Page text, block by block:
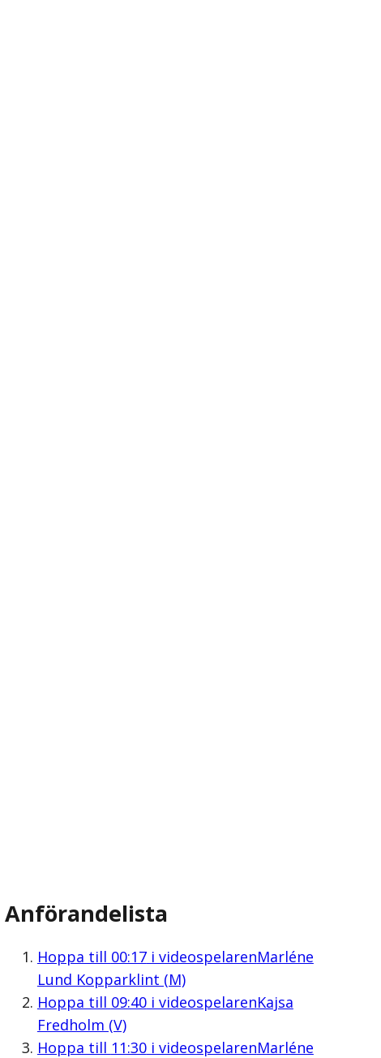
Anförandelista
Hoppa till 00:17i videospelarenMarléne
Lund Kopparklint (M)
Hoppa till 09:40i videospelarenKajsa
Fredholm (V)
Hoppa till 11:30i videospelarenMarléne